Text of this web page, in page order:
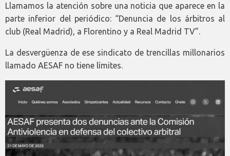
Llamamos la atención sobre una noticia que aparece en la
parte inferior del periódico: “Denuncia de los árbitros al
club (Real Madrid), a Florentino y a Real Madrid TV”.
La desvergüenza de ese sindicato de trencillas millonarios
llamado AESAF no tiene límites.